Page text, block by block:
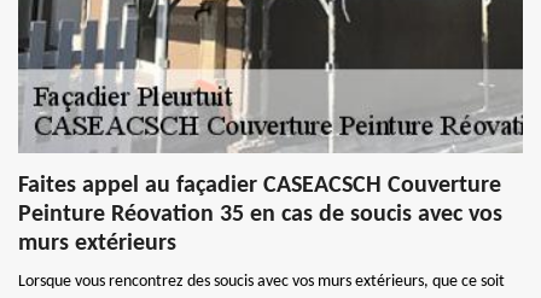
Faites appel au façadier CASEACSCH Couverture
Peinture Réovation 35 en cas de soucis avec vos
murs extérieurs
Lorsque vous rencontrez des soucis avec vos murs extérieurs, que ce soit